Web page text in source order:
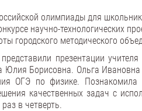
олимпиады для
научно-технологических
городского методического
презентации
Борисовна. Ольга Ивановна
ОГЭ по физике.
качественных задач с
в четверть.